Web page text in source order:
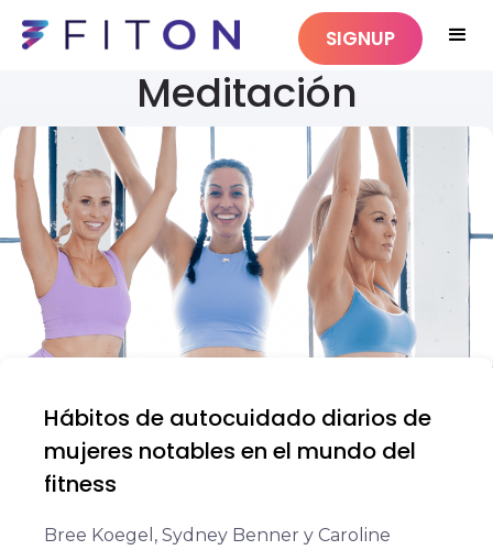
SIGNUP
Meditación
Hábitos de autocuidado diarios de
mujeres notables en el mundo del
fitness
Bree Koegel, Sydney Benner y Caroline